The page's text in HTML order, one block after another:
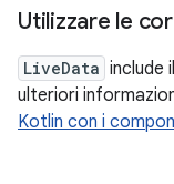
Utilizzare le
LiveData include
ulteriori
Kotlin con i